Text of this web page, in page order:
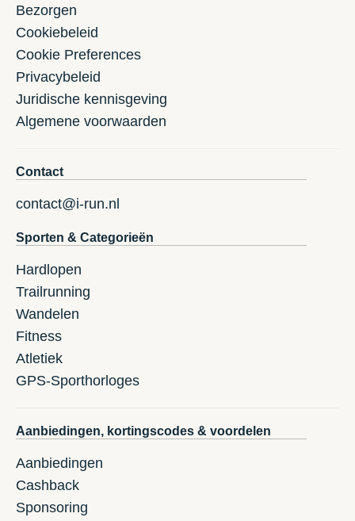
Bezorgen
Cookiebeleid
Cookie Preferences
Privacybeleid
Juridische kennisgeving
Algemene voorwaarden
Contact
contact@i-run.nl
Sporten & Categorieën
Hardlopen
Trailrunning
Wandelen
Fitness
Atletiek
GPS-Sporthorloges
Aanbiedingen, kortingscodes & voordelen
Aanbiedingen
Cashback
Sponsoring